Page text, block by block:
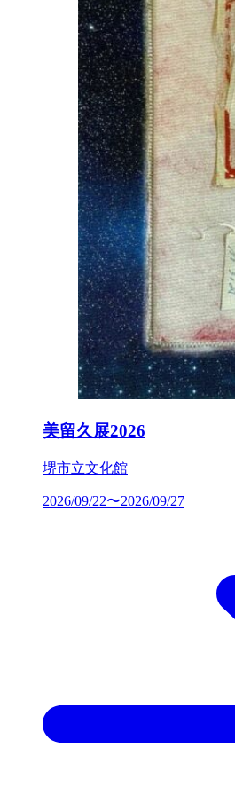
美留久展2026
堺市立文化館
2026/09/22〜2026/09/27